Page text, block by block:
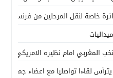
خاصة لنقل المرحلين من فرنسا
المغربي امام نظيره الامريكي
لقاءا تواصليا مع اعضاء جماعة